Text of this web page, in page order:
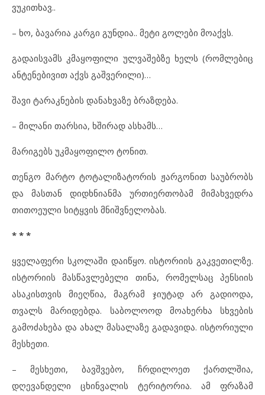
ვუკითხავ..
– ხო, ბავარია კარგი გუნდია.. მეტი გოლები მოაქვს.
გადაისვამს კმაყოფილი ულვაშებზე ხელს (რომლებიც
ანტენებივით აქვს გაშვერილი)…
შავი ტარაკნების დანახვაზე ბრაზდება.
– მილანი თარსია, ხშირად ასხამს…
მარიგებს უკმაყოფილო ტონით.
თენგო მარტო ტოტალიზატორის ჟარგონით საუბრობს
და მასთან დიდხნიანმა ურთიერთობამ მიმახვედრა
თითოეული სიტყვის მნიშვნელობას.
* * *
ყველაფერი სკოლაში დაიწყო. ისტორიის გაკვეთილზე.
ისტორიის მასწავლებელი თინა, რომელსაც პენსიის
ასაკისთვის მიეღწია, მაგრამ ჯიუტად არ გადიოდა,
თვალს მარიდებდა. საბოლოოდ მოახერხა სხვების
გამოძახება და ახალ მასალაზე გადავიდა. ისტორიული
მესხეთი.
– მესხეთი, ბავშვებო, ჩრდილოეთ ქართლშია,
დღევანდელი ცხინვალის ტერიტორია. ამ ფრაზამ